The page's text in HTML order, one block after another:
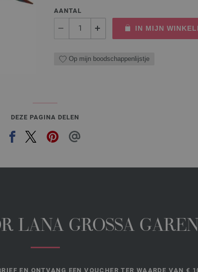
AANTAL
IN MIJN
Op mijn boodschappenlijstje
DEZE PAGINA DELEN
LANA GROSSA
EN ONTVANG EEN VOUCHER TER WAARDE VAN €